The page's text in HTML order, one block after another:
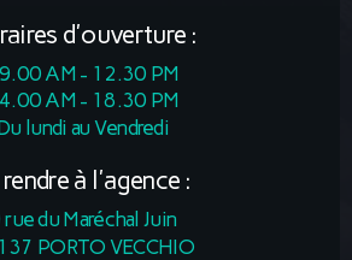
d'ouverture :
AM - 12.30 PM
AM - 18.30 PM
lundi au Vendredi
rendre à l'agence :
rue du Maréchal Juin
PORTO VECCHIO